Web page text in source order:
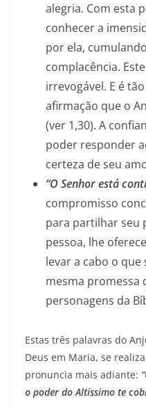
alegria. Com esta
conhecer a
por ela,
complacência.
irrevogável. E é
afirmação que o
(ver 1,30). A
poder responder
certeza de seu
“O Senhor está
compromisso
para partilhar seu
pessoa, lhe
levar a cabo o que
mesma promessa
personagens da
Estas três palavras do
Deus em Maria, se
pronuncia mais adiante:
o poder do Altíssimo te